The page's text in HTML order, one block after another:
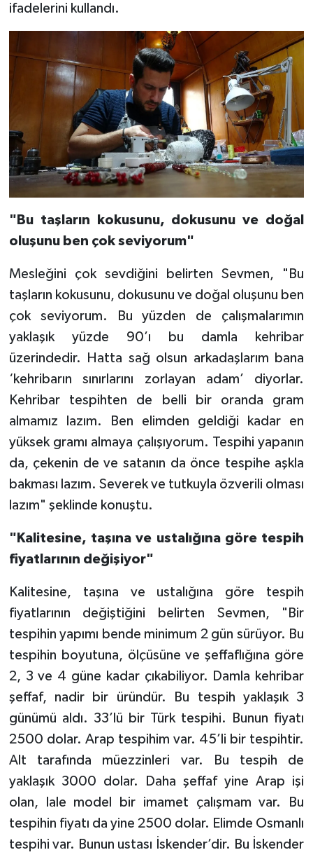
ifadelerini kullandı.
"Bu taşların kokusunu, dokusunu ve doğal
oluşunu ben çok seviyorum"
Mesleğini çok sevdiğini belirten Sevmen, "Bu
taşların kokusunu, dokusunu ve doğal oluşunu ben
çok seviyorum. Bu yüzden de çalışmalarımın
yaklaşık yüzde 90’ı bu damla kehribar
üzerindedir. Hatta sağ olsun arkadaşlarım bana
‘kehribarın sınırlarını zorlayan adam’ diyorlar.
Kehribar tespihten de belli bir oranda gram
almamız lazım. Ben elimden geldiği kadar en
yüksek gramı almaya çalışıyorum. Tespihi yapanın
da, çekenin de ve satanın da önce tespihe aşkla
bakması lazım. Severek ve tutkuyla özverili olması
lazım" şeklinde konuştu.
"Kalitesine, taşına ve ustalığına göre tespih
fiyatlarının değişiyor"
Kalitesine, taşına ve ustalığına göre tespih
fiyatlarının değiştiğini belirten Sevmen, "Bir
tespihin yapımı bende minimum 2 gün sürüyor. Bu
tespihin boyutuna, ölçüsüne ve şeffaflığına göre
2, 3 ve 4 güne kadar çıkabiliyor. Damla kehribar
şeffaf, nadir bir üründür. Bu tespih yaklaşık 3
günümü aldı. 33’lü bir Türk tespihi. Bunun fiyatı
2500 dolar. Arap tespihim var. 45’li bir tespihtir.
Alt tarafında müezzinleri var. Bu tespih de
yaklaşık 3000 dolar. Daha şeffaf yine Arap işi
olan, lale model bir imamet çalışmam var. Bu
tespihin fiyatı da yine 2500 dolar. Elimde Osmanlı
tespihi var. Bunun ustası İskender’dir. Bu İskender